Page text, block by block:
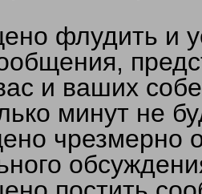
флудить и
и ваших
минут не
чрезмерно